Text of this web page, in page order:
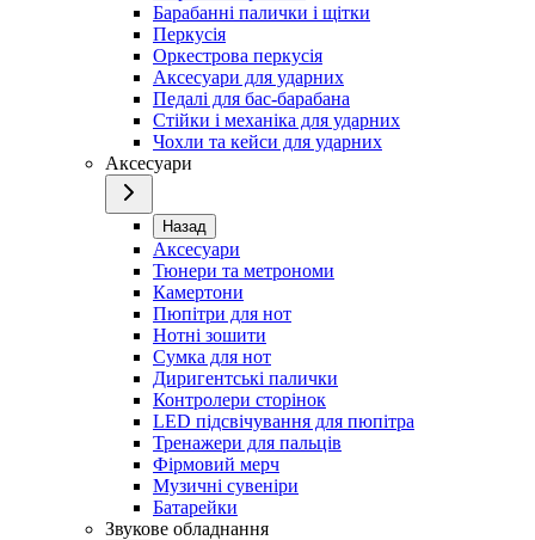
Барабанні палички і щітки
Перкусія
Оркестрова перкусія
Аксесуари для ударних
Педалі для бас-барабана
Стійки і механіка для ударних
Чохли та кейси для ударних
Аксесуари
Назад
Аксесуари
Тюнери та метрономи
Камертони
Пюпітри для нот
Нотні зошити
Сумка для нот
Диригентські палички
Контролери сторінок
LED підсвічування для пюпітра
Тренажери для пальців
Фірмовий мерч
Музичні сувеніри
Батарейки
Звукове обладнання